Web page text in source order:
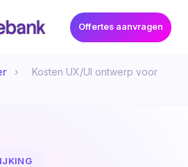
Offertes aanvragen
›
Kosten UX/UI ontwerp voor